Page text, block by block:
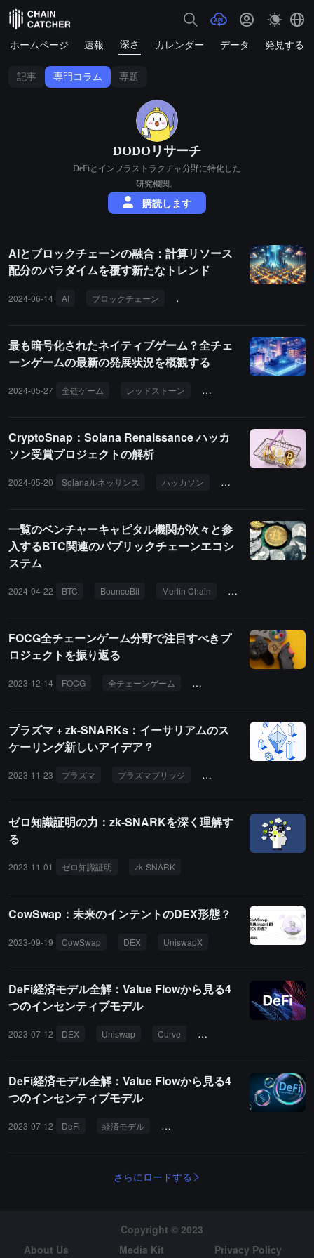
ホームページ 速報 深さ カレンダー データ 発見する
記事 専門コラム 専題
DODOリサーチ
DeFiとインフラストラクチャ分野に特化した
研究機関。
購読します
AIとブロックチェーンの融合：計算リソース
配分のパラダイムを覆す新たなトレンド
2024-06-14 AI ブロックチェーン
最も暗号化されたネイティブゲーム？全チェ
ーンゲームの最新の発展状況を概観する
2024-05-27 全链ゲーム レッドストーン スカイストライフ
CryptoSnap：Solana Renaissance ハッカ
ソン受賞プロジェクトの解析
2024-05-20 Solanaルネッサンス ハッカソン Ore
一覧のベンチャーキャピタル機関が次々と参
入するBTC関連のパブリックチェーンエコシ
ステム
2024-04-22 BTC BounceBit Merlin Chain B² Network
FOCG全チェーンゲーム分野で注目すべきプ
ロジェクトを振り返る
2023-12-14 FOCG 全チェーンゲーム StarkNet
プラズマ + zk-SNARKs：イーサリアムのス
ケーリング新しいアイデア？
2023-11-23 プラズマ プラズマブリッジ zk-SNARKs
ゼロ知識証明の力：zk-SNARKを深く理解す
る
2023-11-01 ゼロ知識証明 zk-SNARK
CowSwap：未来のインテントのDEX形態？
2023-09-19 CowSwap DEX UniswapX
DeFi経済モデル全解：Value Flowから見る4
つのインセンティブモデル
2023-07-12 DEX Uniswap Curve CRV
DeFi経済モデル全解：Value Flowから見る4
つのインセンティブモデル
2023-07-12 DeFi 経済モデル インセンティブモデル
さらにロードする
Copyright © 2023
About Us
Media Kit Privacy Policy